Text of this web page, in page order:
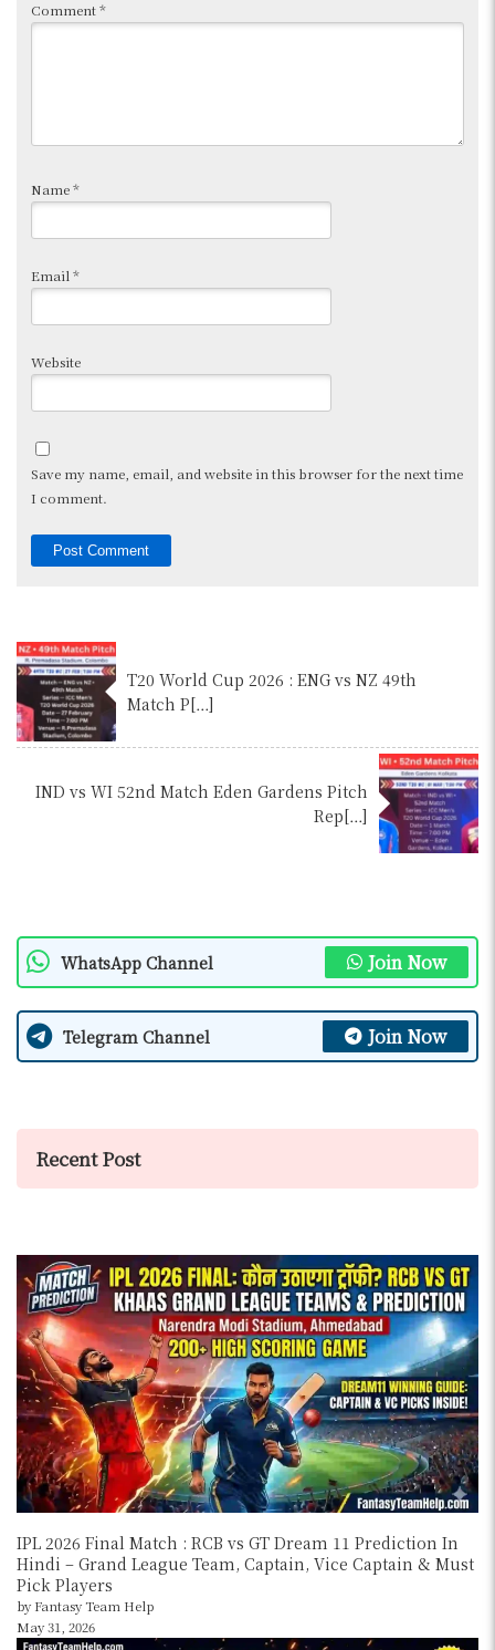
Comment*
Name*
Email *
Website
Save my name, email, and website in this browser for the next time
I comment.
T20 World Cup 2026 : ENG vs NZ 49th
Match P[…]
IND vs WI 52nd Match Eden Gardens Pitch
Rep[…]
WhatsApp Channel Join Now
Telegram Channel Join Now
Recent Post
IPL 2026 Final Match : RCB vs GT Dream 11 Prediction In
Hindi – Grand League Team, Captain, Vice Captain & Must
Pick Players
by Fantasy Team Help
May 31, 2026